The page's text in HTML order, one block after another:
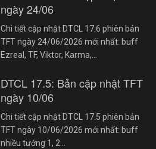
ngày 24/06
Chi tiết cập nhật DTCL 17.6 phiên bản
TFT ngày 24/06/2026 mới nhất: buff
Ezreal, TF, Viktor, Karma,…
DTCL 17.5: Bản cập nhật TFT
ngày 10/06
Chi tiết cập nhật DTCL 17.5 phiên bản
TFT ngày 10/06/2026 mới nhất: buff
nhiều tướng 1, 2…